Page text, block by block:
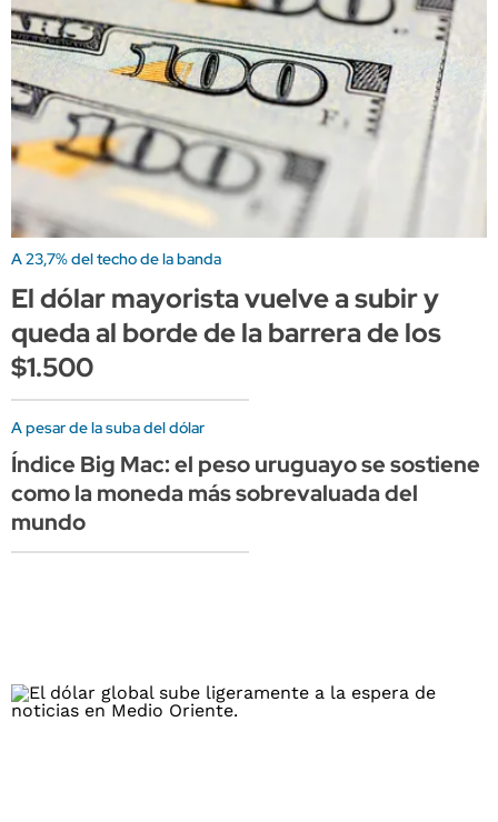
A 23,7% del techo de la banda
El dólar mayorista vuelve a subir y
queda al borde de la barrera de los
$1.500
A pesar de la suba del dólar
Índice Big Mac: el peso uruguayo se sostiene
como la moneda más sobrevaluada del
mundo